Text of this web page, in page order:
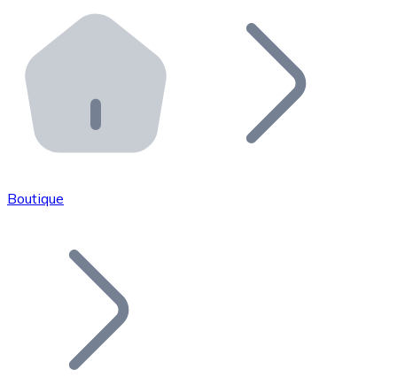
Distributeurs automatiques Bitnovo
Intégrez un ATM Bitnovo dans votre entreprise et
API Bitnovo
Intégrez notre API dans votre écosystème.
Rejoignez notre réseau de distributeurs et
Ajoutez le token de votre projet à notre service
Boutique